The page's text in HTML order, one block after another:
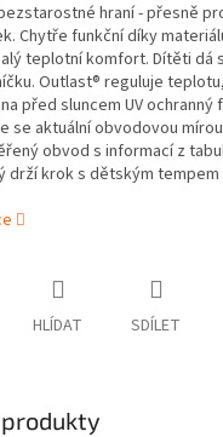
hraní - přesně
Chytře funkční díky
teplotní komfort. Dítěti dá
Outlast® reguluje
před sluncem UV
se aktuální obvodovou
obvod s informací z
drží krok s dětským
HLÍDAT SDÍLET